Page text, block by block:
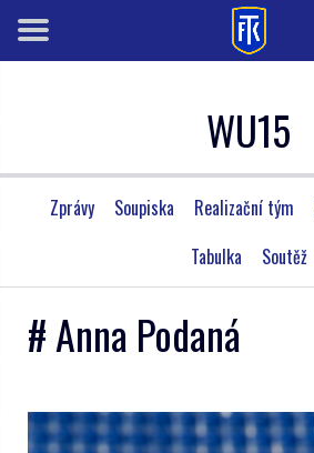
WU15
Zprávy Soupiska Realizační tým
Tabulka
Soutěž
# Anna Podaná